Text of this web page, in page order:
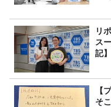
リ
ス
記】
【
そ